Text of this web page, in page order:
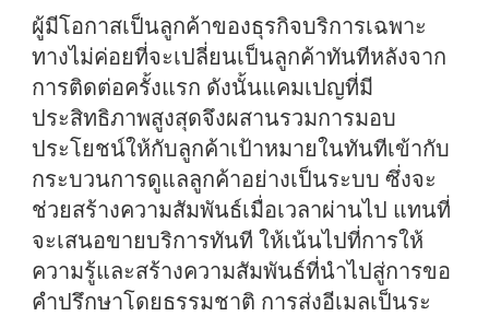
ผู้มีโอกาสเป็นลูกค้าของธุรกิจบริการเฉพาะ
ทางไม่ค่อยที่จะเปลี่ยนเป็นลูกค้าทันทีหลังจาก
การติดต่อครั้งแรก ดังนั้นแคมเปญที่มี
ประสิทธิภาพสูงสุดจึงผสานรวมการมอบ
ประโยชน์ให้กับลูกค้าเป้าหมายในทันทีเข้ากับ
กระบวนการดูแลลูกค้าอย่างเป็นระบบ ซึ่งจะ
ช่วยสร้างความสัมพันธ์เมื่อเวลาผ่านไป แทนที่
จะเสนอขายบริการทันที ให้เน้นไปที่การให้
ความรู้และสร้างความสัมพันธ์ที่นำไปสู่การขอ
คำปรึกษาโดยธรรมชาติ การส่งอีเมลเป็นระ